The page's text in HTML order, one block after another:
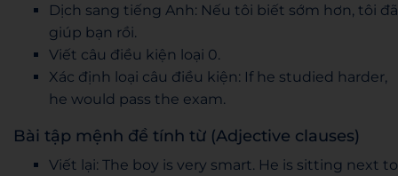
Dịch sang tiếng Anh: Nếu tôi biết sớm hơn, tôi đã
giúp bạn rồi.
Viết câu điều kiện loại 0.
Xác định loại câu điều kiện: If he studied harder,
he would pass the exam.
Bài tập mệnh đề tính từ (Adjective clauses)
Viết lại: The boy is very smart. He is sitting next to